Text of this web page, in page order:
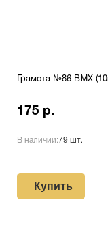
Грамота №86 BMX
175 р.
В наличии:79 шт.
Купить